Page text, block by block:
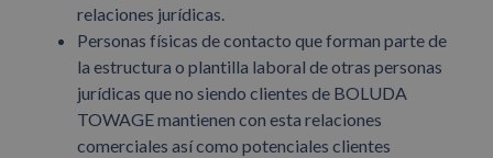
relaciones jurídicas.
Personas físicas de contacto que forman parte de
la estructura o plantilla laboral de otras personas
jurídicas que no siendo clientes de BOLUDA
TOWAGE mantienen con esta relaciones
comerciales así como potenciales clientes